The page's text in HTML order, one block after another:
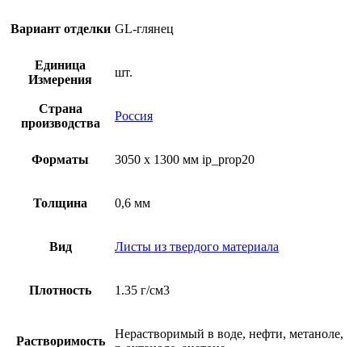
Вариант отделки GL-глянец
Единица
Измерения
шт.
Страна
производства
Россия
Форматы 3050 x 1300 мм ip_prop20
Толщина 0,6 мм
Вид Листы из твердого материала
Плотность 1.35 г/см3
Растворимость
Нерастворимый в воде, нефти, метаноле,